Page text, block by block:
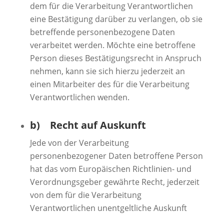
dem für die Verarbeitung Verantwortlichen
eine Bestätigung darüber zu verlangen, ob sie
betreffende personenbezogene Daten
verarbeitet werden. Möchte eine betroffene
Person dieses Bestätigungsrecht in Anspruch
nehmen, kann sie sich hierzu jederzeit an
einen Mitarbeiter des für die Verarbeitung
Verantwortlichen wenden.
b) Recht auf Auskunft
Jede von der Verarbeitung
personenbezogener Daten betroffene Person
hat das vom Europäischen Richtlinien- und
Verordnungsgeber gewährte Recht, jederzeit
von dem für die Verarbeitung
Verantwortlichen unentgeltliche Auskunft